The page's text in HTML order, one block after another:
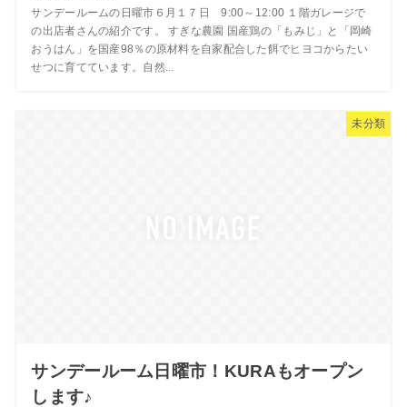
サンデールームの日曜市６月１７日 9:00～12:00 １階ガレージで
の出店者さんの紹介です。 すぎな農園 国産鶏の「もみじ」と「岡崎
おうはん」を国産98％の原材料を自家配合した餌でヒヨコからたい
せつに育てています。自然...
未分類
サンデールーム日曜市！KURAもオープン
します♪